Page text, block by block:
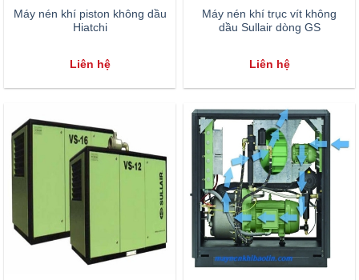
Máy nén khí piston không dầu
Hiatchi
Liên hệ
Máy nén khí trục vít không
dầu Sullair dòng GS
Liên hệ